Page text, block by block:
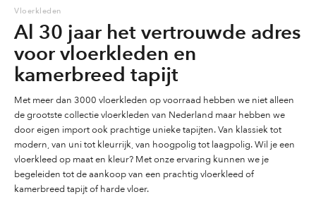
Vloerkleden
Al 30 jaar het vertrouwde adres
voor vloerkleden en
kamerbreed tapijt
Met meer dan 3000 vloerkleden op voorraad hebben we niet alleen
de grootste collectie vloerkleden van Nederland maar hebben we
door eigen import ook prachtige unieke tapijten. Van klassiek tot
modern, van uni tot kleurrijk, van hoogpolig tot laagpolig. Wil je een
vloerkleed op maat en kleur? Met onze ervaring kunnen we je
begeleiden tot de aankoop van een prachtig vloerkleed of
kamerbreed tapijt of harde vloer.